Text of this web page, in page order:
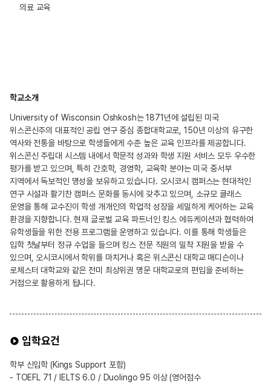
의료 교육
학교소개
University of Wisconsin Oshkosh는 1871년에 설립된 미국
위스콘신주의 대표적인 공립 연구 중심 종합대학교로, 150년 이상의 유구한
역사와 전통을 바탕으로 학생들에게 수준 높은 교육 인프라를 제공합니다.
위스콘신 주립대 시스템 내에서 학문적 성과와 학생 지원 서비스 모두 우수한
평가를 받고 있으며, 특히 간호학, 경영학, 교육학 분야는 미국 중서부
지역에서 독보적인 명성을 보유하고 있습니다. 오시코시 캠퍼스는 현대적인
연구 시설과 활기찬 캠퍼스 문화를 동시에 갖추고 있으며, 소규모 클래스
운영을 통해 교수진이 학생 개개인의 학업적 성장을 세밀하게 케어하는 교육
환경을 지향합니다. 현재 글로벌 교육 파트너인 킹스 에듀케이션과 협력하여
유학생들을 위한 전용 프로그램을 운영하고 있습니다. 이를 통해 학생들은
입학 첫날부터 정규 수업을 들으며 킹스 전문 직원의 밀착 지원을 받을 수
있으며, 오시코시에서 학위를 마치거나 혹은 위스콘신 대학교 매디슨이나
로체스터 대학교와 같은 전미 최상위권 명문 대학교로의 편입을 준비하는
거점으로 활용하게 됩니다.
입학요건
학부 신입학 (Kings Support 포함)
- TOEFL 71 / IELTS 6.0 / Duolingo 95 이상 (영어점수